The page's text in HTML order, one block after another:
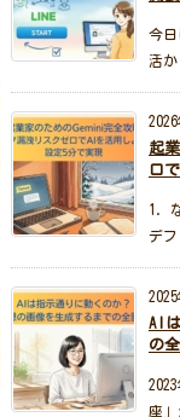
今日
活
起
ロ
1.
デ
AI
の
座